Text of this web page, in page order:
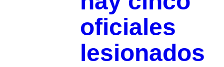
oficiales
lesionados